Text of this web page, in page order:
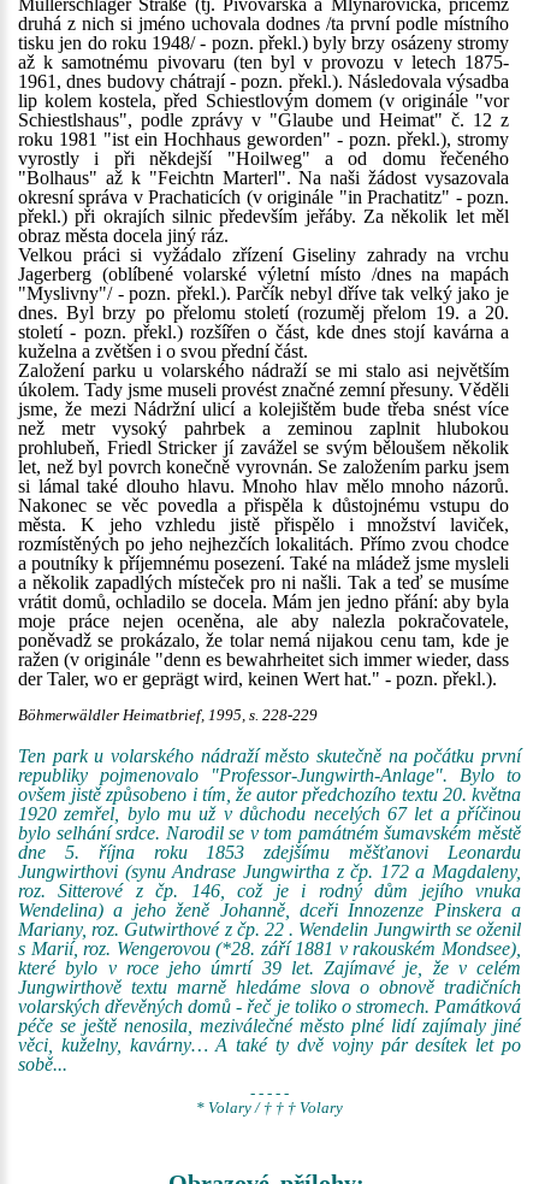
Müllerschläger Straße (tj. Pivovarská a Mlynářovická, přičemž
druhá z nich si jméno uchovala dodnes /ta první podle místního
tisku jen do roku 1948/ - pozn. překl.) byly brzy osázeny stromy
až k samotnému pivovaru (ten byl v provozu v letech 1875-
1961, dnes budovy chátrají - pozn. překl.). Následovala výsadba
lip kolem kostela, před Schiestlovým domem (v originále "vor
Schiestlshaus", podle zprávy v "Glaube und Heimat" č. 12 z
roku 1981 "ist ein Hochhaus geworden" - pozn. překl.), stromy
vyrostly i při někdejší "Hoilweg" a od domu řečeného
"Bolhaus" až k "Feichtn Marterl". Na naši žádost vysazovala
okresní správa v Prachaticích (v originále "in Prachatitz" - pozn.
překl.) při okrajích silnic především jeřáby. Za několik let měl
obraz města docela jiný ráz.
Velkou práci si vyžádalo zřízení Giseliny zahrady na vrchu
Jagerberg (oblíbené volarské výletní místo /dnes na mapách
"Myslivny"/ - pozn. překl.). Parčík nebyl dříve tak velký jako je
dnes. Byl brzy po přelomu století (rozuměj přelom 19. a 20.
století - pozn. překl.) rozšířen o část, kde dnes stojí kavárna a
kuželna a zvětšen i o svou přední část.
Založení parku u volarského nádraží se mi stalo asi největším
úkolem. Tady jsme museli provést značné zemní přesuny. Věděli
jsme, že mezi Nádržní ulicí a kolejištěm bude třeba snést více
než metr vysoký pahrbek a zeminou zaplnit hlubokou
prohlubeň, Friedl Stricker jí zavážel se svým běloušem několik
let, než byl povrch konečně vyrovnán. Se založením parku jsem
si lámal také dlouho hlavu. Mnoho hlav mělo mnoho názorů.
Nakonec se věc povedla a přispěla k důstojnému vstupu do
města. K jeho vzhledu jistě přispělo i množství laviček,
rozmístěných po jeho nejhezčích lokalitách. Přímo zvou chodce
a poutníky k příjemnému posezení. Také na mládež jsme mysleli
a několik zapadlých místeček pro ni našli. Tak a teď se musíme
vrátit domů, ochladilo se docela. Mám jen jedno přání: aby byla
moje práce nejen oceněna, ale aby nalezla pokračovatele,
poněvadž se prokázalo, že tolar nemá nijakou cenu tam, kde je
ražen (v originále "denn es bewahrheitet sich immer wieder, dass
der Taler, wo er geprägt wird, keinen Wert hat." - pozn. překl.).
Böhmerwäldler Heimatbrief, 1995, s. 228-229
Ten park u volarského nádraží město skutečně na počátku první
republiky pojmenovalo "Professor-Jungwirth-Anlage". Bylo to
ovšem jistě způsobeno i tím, že autor předchozího textu 20. května
1920 zemřel, bylo mu už v důchodu necelých 67 let a příčinou
bylo selhání srdce. Narodil se v tom památném šumavském městě
dne 5. října roku 1853 zdejšímu měšťanovi Leonardu
Jungwirthovi (synu Andrase Jungwirtha z čp. 172 a Magdaleny,
roz. Sitterové z čp. 146, což je i rodný dům jejího vnuka
Wendelina) a jeho ženě Johanně, dceři Innozenze Pinskera a
Mariany, roz. Gutwirthové z čp. 22 . Wendelin Jungwirth se oženil
s Marií, roz. Wengerovou (*28. září 1881 v rakouském Mondsee),
které bylo v roce jeho úmrtí 39 let. Zajímavé je, že v celém
Jungwirthově textu marně hledáme slova o obnově tradičních
volarských dřevěných domů - řeč je toliko o stromech. Památková
péče se ještě nenosila, meziválečné město plné lidí zajímaly jiné
věci, kuželny, kavárny… A také ty dvě vojny pár desítek let po
sobě...
- - - - -
* Volary / † † † Volary